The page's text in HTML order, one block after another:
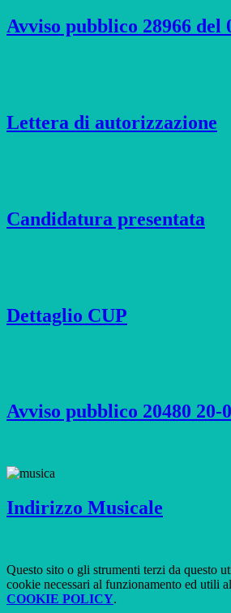
Avviso pubblico 28966 del
Lettera di autorizzazione
Candidatura presentata
Dettaglio CUP
Avviso pubblico 20480 20-
Indirizzo Musicale
Questo sito o gli strumenti terzi da questo
cookie necessari al funzionamento ed utili
COOKIE POLICY.